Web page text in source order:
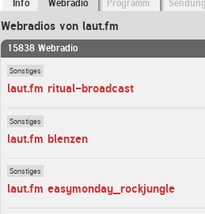
Info Webradio Programm
Webradios von laut.fm
15838 Webradio
Sonstiges
laut.fm ritual-broadcast
Sonstiges
laut.fm blenzen
Sonstiges
laut.fm easymonday_rockjungle